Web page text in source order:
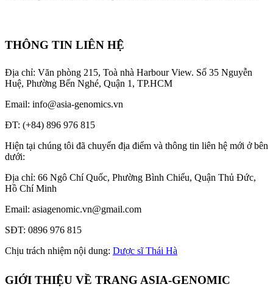
THÔNG TIN LIÊN HỆ
Địa chỉ: Văn phòng 215, Toà nhà Harbour View. Số 35 Nguyễn
Huệ, Phường Bến Nghé, Quận 1, TP.HCM
Email: info@asia-genomics.vn
ĐT: (+84) 896 976 815
Hiện tại chúng tôi đã chuyển địa điểm và thông tin liên hệ mới ở bên
dưới:
Địa chỉ: 66 Ngô Chí Quốc, Phường Bình Chiểu, Quận Thủ Đức,
Hồ Chí Minh
Email: asiagenomic.vn@gmail.com
SĐT: 0896 976 815
Chịu trách nhiệm nội dung: Dược sĩ Thái Hà
GIỚI THIỆU VỀ TRANG ASIA-GENOMIC